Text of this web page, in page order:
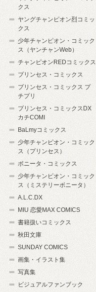
クス
ヤングチャンピオン烈コミッ
クス
少年チャンピオン・コミック
ス（ヤンチャンWeb）
チャンピオンREDコミックス
プリンセス・コミックス
プリンセス・コミックス プ
チプリ
プリンセス・コミックスDX
カチCOMI
BaLmyコミックス
少年チャンピオン・コミック
ス（プリンセス）
ボニータ・コミックス
少年チャンピオン・コミック
ス（ミステリーボニータ）
A.L.C.DX
MIU 恋愛MAX COMICS
書籍扱いコミックス
秋田文庫
SUNDAY COMICS
画集・イラスト集
写真集
ビジュアルファンブック